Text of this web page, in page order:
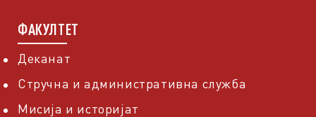
ФАКУЛТЕТ
Деканат
Стручна и административна служба
Мисија и историјат